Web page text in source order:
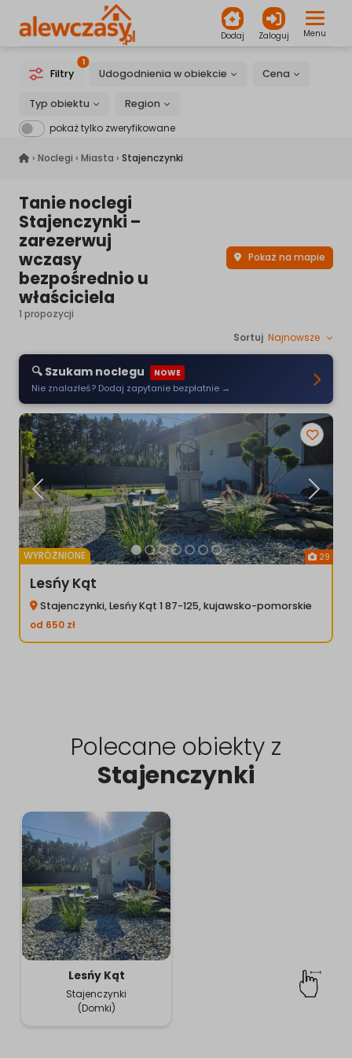
Dodaj Zaloguj Menu
Filtry
1
Udogodnienia w obiekcie Cena
Typ obiektu
Region
pokaż tylko zweryfikowane
alewczasy.pl
› Noclegi › Miasta › Stajenczynki
Tanie noclegi
Stajenczynki –
zarezerwuj
wczasy
bezpośrednio u
właściciela
1 propozycji
Pokaż na mapie
Sortuj Najnowsze
🔍 Szukam noclegu NOWE
Nie znalazłeś? Dodaj zapytanie bezpłatnie →
WYRÓŻNIONE 29
Poprzednia
Lesńy Kąt
Stajenczynki, Lesńy Kąt 1 87-125, kujawsko-pomorskie
od 650 zł
Polecane obiekty z
Stajenczynki
Lesńy Kąt
Stajenczynki
(Domki)